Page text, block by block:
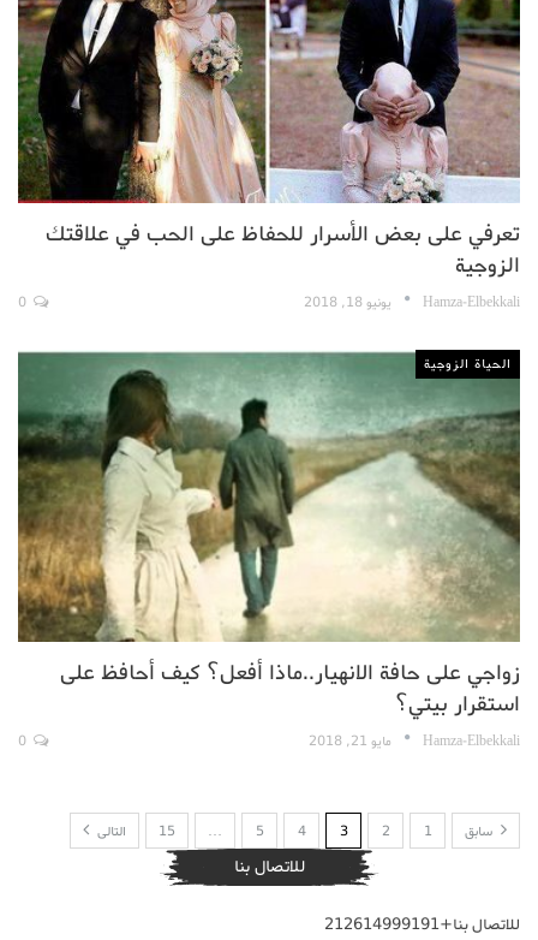
تعرفي على بعض الأسرار للحفاظ على الحب في علاقتك
الزوجية
Hamza-Elbekkali يونيو 18, 2018
الحياة الزوجية
زواجي على حافة الانهيار..ماذا أفعل؟ كيف أحافظ على
استقرار بيتي؟
Hamza-Elbekkali مايو 21, 2018
سابق 1
2
3
4
5
…
15 التالى
للاتصال بنا
للاتصال بنا+212614999191